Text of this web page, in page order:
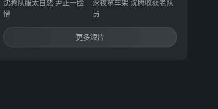
沈腾队服太自恋 尹正一脸
懵
深夜拿车架 沈腾收获老队
员
更多短片